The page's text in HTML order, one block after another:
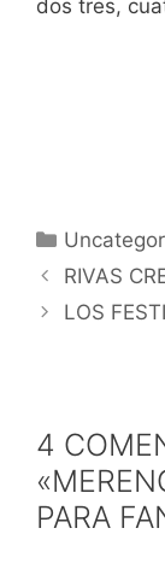
dos tres,
RIVAS
LOS
4
PARA